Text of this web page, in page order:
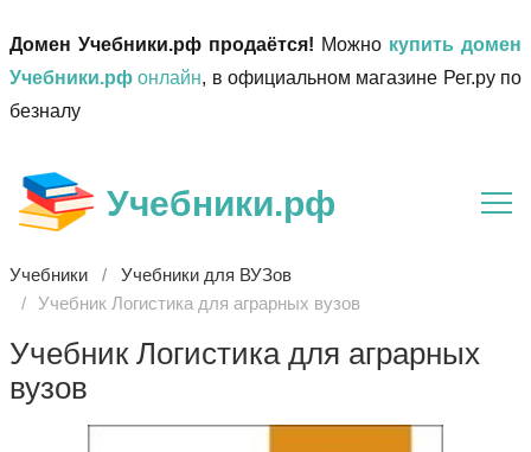
Домен Учебники.рф продаётся! Можно купить домен
Учебники.рф онлайн, в официальном магазине Рег.ру по
безналу
Учебники.рф
Учебники
Учебники для ВУЗов
Учебник Логистика для аграрных вузов
Учебник Логистика для аграрных
вузов